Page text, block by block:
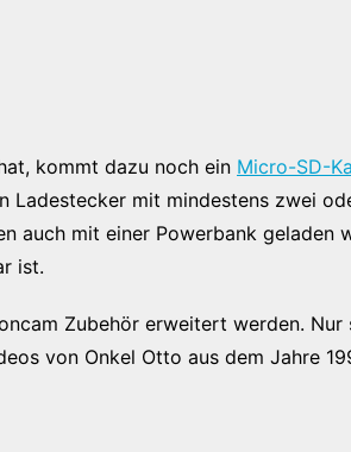
kommt dazu noch ein Micro-SD-
Ladestecker mit mindestens zwei
auch mit einer Powerbank geladen
ist.
Zubehör erweitert werden. Nur
von Onkel Otto aus dem Jahre